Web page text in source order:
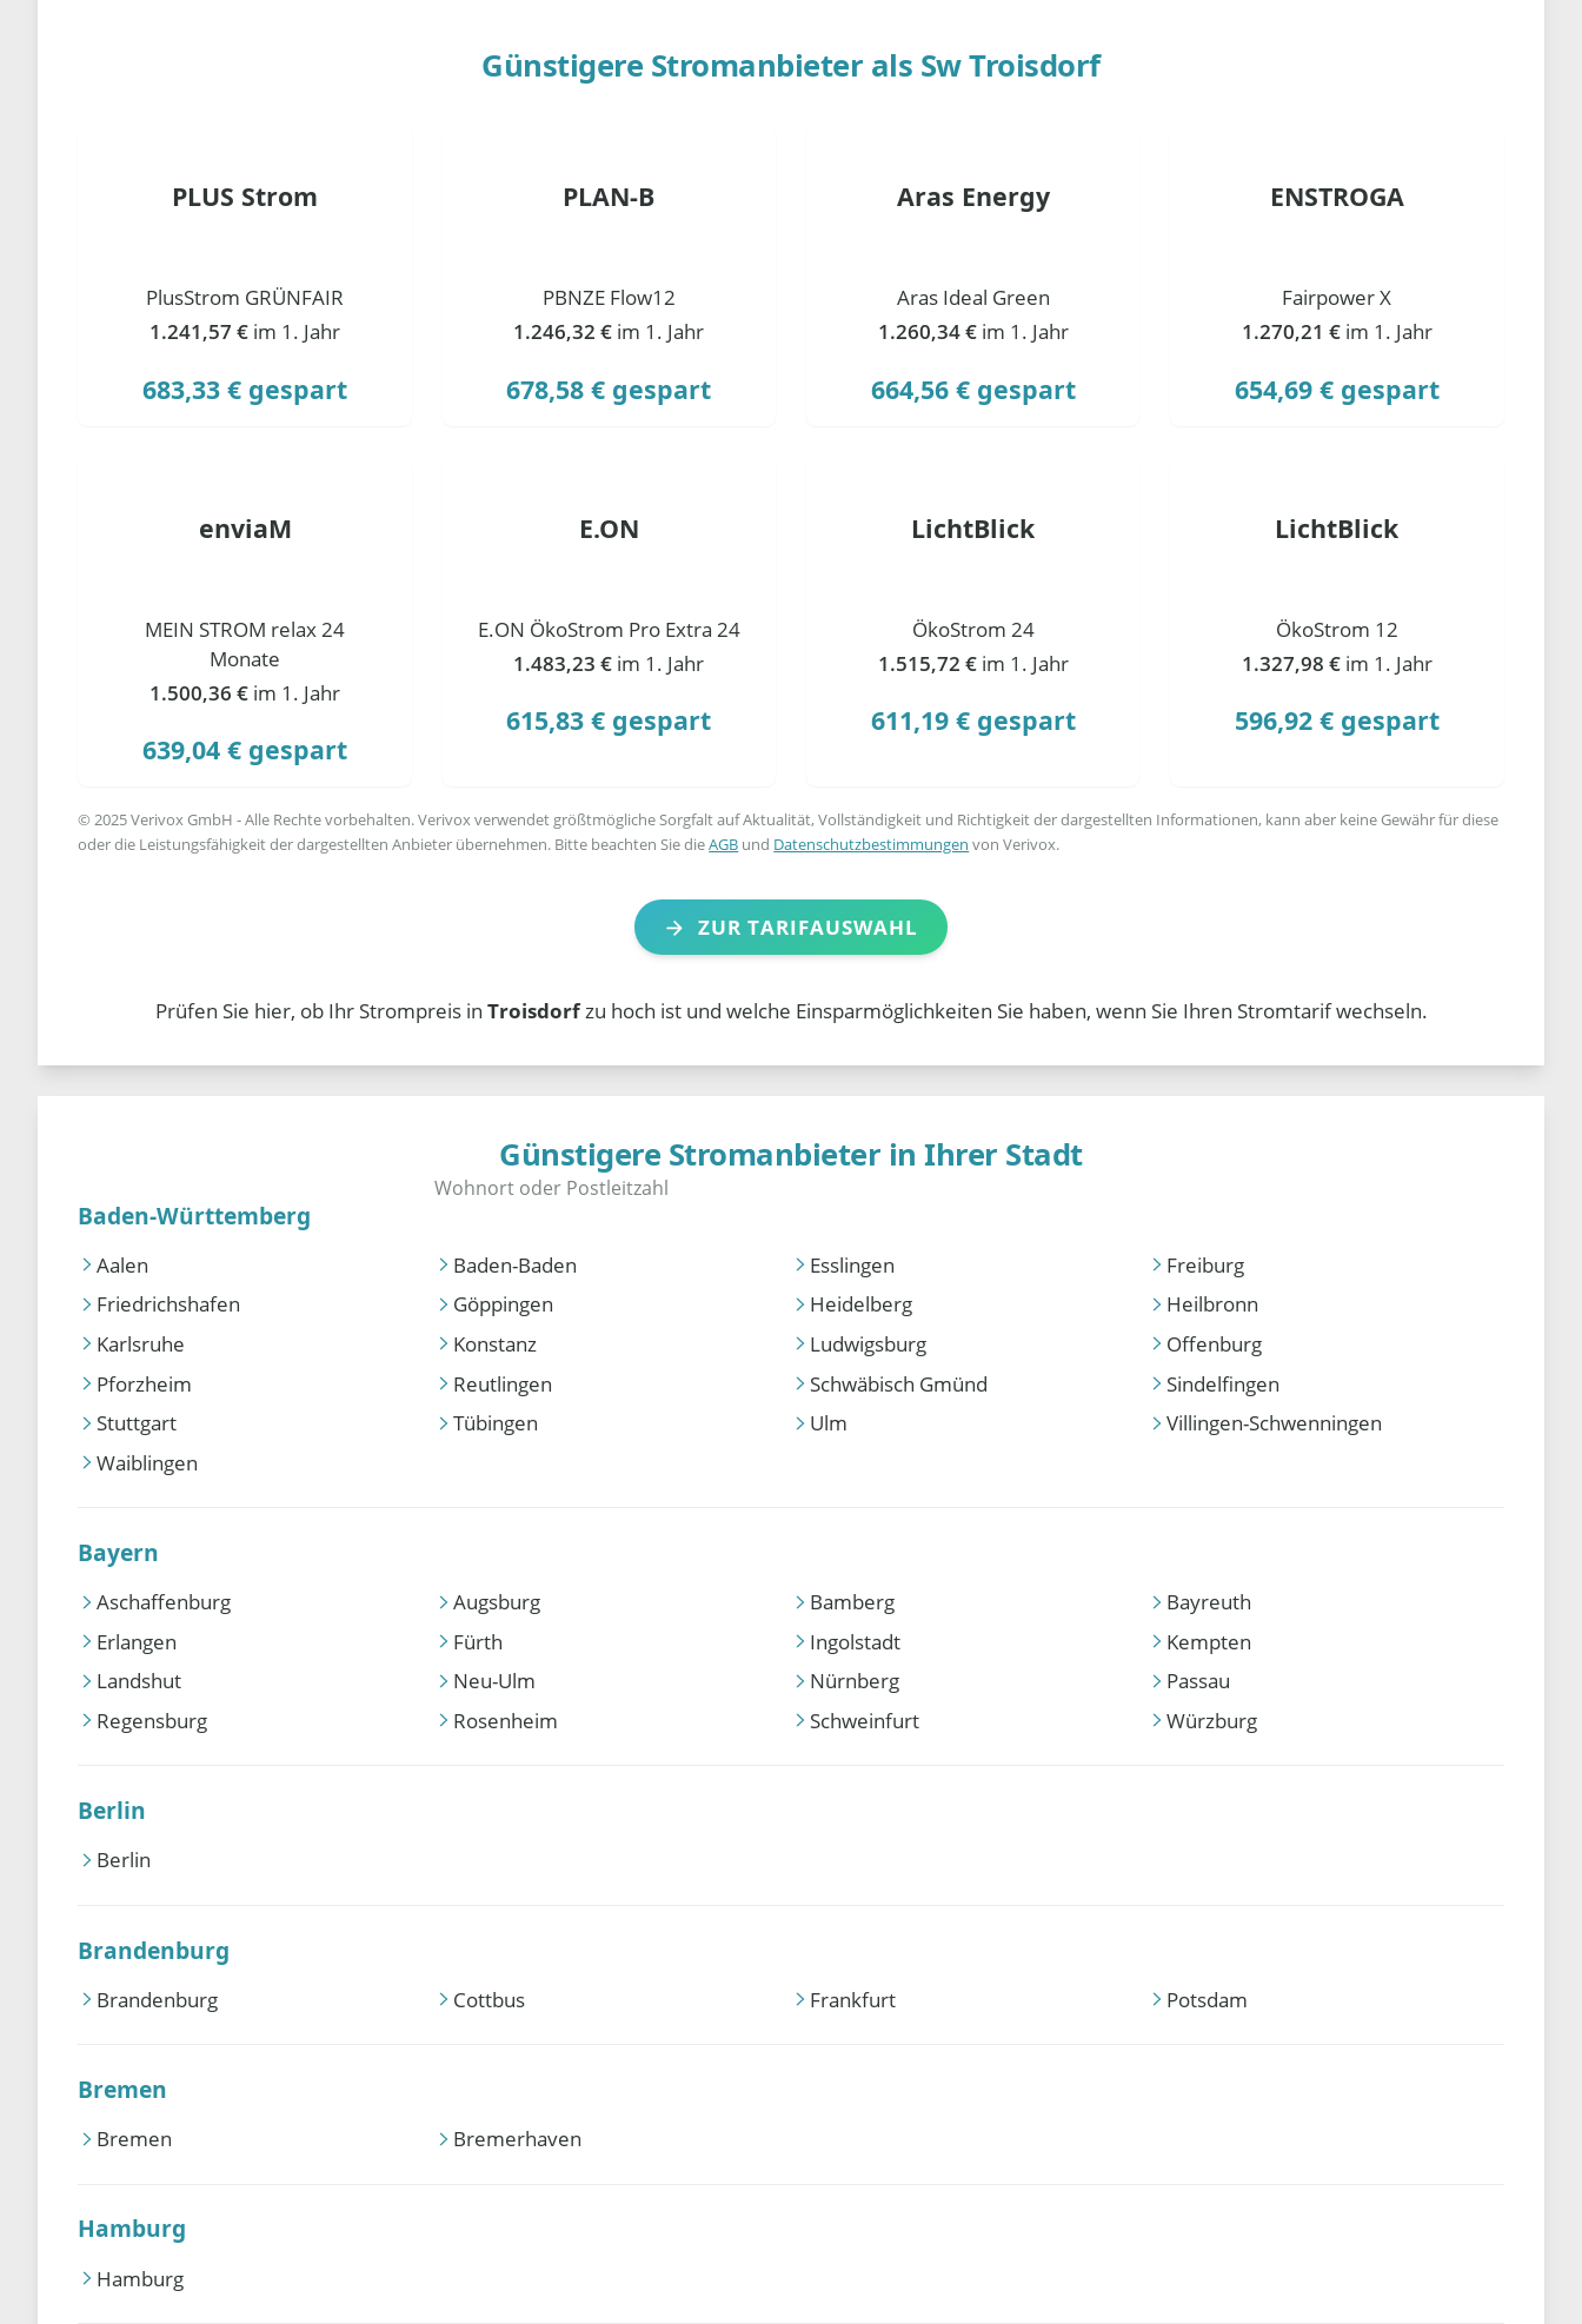
Günstigere Stromanbieter als Sw Troisdorf
PLUS Strom
PlusStrom GRÜNFAIR
1.241,57 € im 1. Jahr
683,33 € gespart
PLAN-B
PBNZE Flow12
1.246,32 € im 1. Jahr
678,58 € gespart
Aras Energy
Aras Ideal Green
1.260,34 € im 1. Jahr
664,56 € gespart
ENSTROGA
Fairpower X
1.270,21 € im 1. Jahr
654,69 € gespart
enviaM
MEIN STROM relax 24
Monate
1.500,36 € im 1. Jahr
639,04 € gespart
E.ON
E.ON ÖkoStrom Pro Extra 24
1.483,23 € im 1. Jahr
615,83 € gespart
LichtBlick
ÖkoStrom 24
1.515,72 € im 1. Jahr
611,19 € gespart
LichtBlick
ÖkoStrom 12
1.327,98 € im 1. Jahr
596,92 € gespart
© 2025 Verivox GmbH - Alle Rechte vorbehalten. Verivox verwendet größtmögliche Sorgfalt auf Aktualität, Vollständigkeit und Richtigkeit der dargestellten Informationen, kann aber keine Gewähr für diese
oder die Leistungsfähigkeit der dargestellten Anbieter übernehmen. Bitte beachten Sie dieAGB und Datenschutzbestimmungen von Verivox.
ZUR TARIFAUSWAHL
Prüfen Sie hier, ob Ihr Strompreis in Troisdorfzu hoch ist und welche Einsparmöglichkeiten Sie haben, wenn Sie Ihren Stromtarif wechseln.
Günstigere Stromanbieter in Ihrer Stadt
Baden-Württemberg
Aalen Baden-Baden Esslingen
Freiburg
Friedrichshafen
Göppingen Heidelberg
Heilbronn
Karlsruhe
Konstanz Ludwigsburg
Offenburg
Pforzheim
Reutlingen Schwäbisch Gmünd
Sindelfingen
Stuttgart
Tübingen Ulm
Villingen-Schwenningen
Waiblingen
Bayern
Aschaffenburg Augsburg Bamberg
Bayreuth
Erlangen
Fürth Ingolstadt
Kempten
Landshut
Neu-Ulm Nürnberg
Passau
Regensburg
Rosenheim Schweinfurt Würzburg
Berlin
Berlin
Brandenburg
Brandenburg Cottbus Frankfurt Potsdam
Bremen
Bremen Bremerhaven
Hamburg
Hamburg